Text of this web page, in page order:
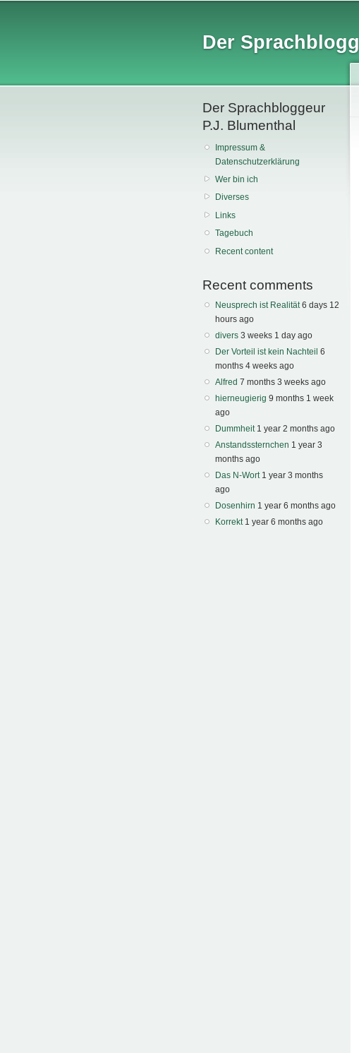
Der
Der Sprachbloggeur
P.J. Blumenthal
Impressum &
Datenschutzerklärung
Wer bin ich
Diverses
Links
Tagebuch
Recent content
Recent comments
Neusprech ist Realität 6 days 12
hours ago
divers 3 weeks 1 day ago
Der Vorteil ist kein Nachteil 6
months 4 weeks ago
Alfred 7 months 3 weeks ago
hierneugierig 9 months 1 week
ago
Dummheit 1 year 2 months ago
Anstandssternchen 1 year 3
months ago
Das N-Wort 1 year 3 months
ago
Dosenhirn 1 year 6 months ago
Korrekt 1 year 6 months ago